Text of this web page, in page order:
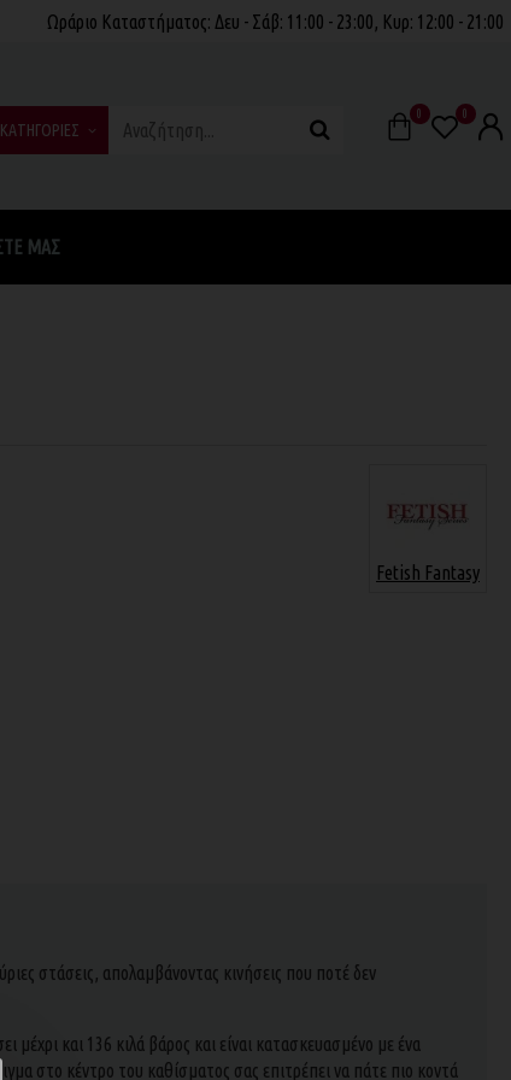
Ωράριο Καταστήματος: Δευ - Σάβ: 11:00 - 23:00, Κυρ: 12:00 - 21:00
0 0
ΜΑΣ
Fetish Fantasy
στάσεις, απολαμβάνοντας κινήσεις που ποτέ δεν
και 136 κιλά βάρος και είναι κατασκευασμένο με ένα
στο κέντρο του καθίσματος σας επιτρέπει να πάτε πιο κοντά